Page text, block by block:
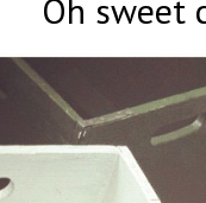
Oh sweet